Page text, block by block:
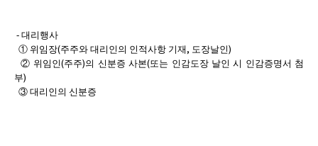
- 대리행사
① 위임장(주주와 대리인의 인적사항 기재 , 도장날인)
② 위임인(주주)의 신분증 사본(또는 인감도장 날인 시 인감증명서 첨
부)
③ 대리인의 신분증